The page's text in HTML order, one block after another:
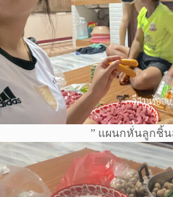
” แผนกหั่นลูกชิ้น